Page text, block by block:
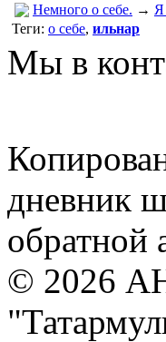
Немного о себе. → Я
Теги: о себе, ильнар
Мы в
дневник
обратной
© 2026